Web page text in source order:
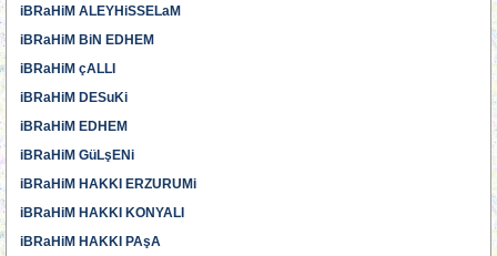
iBRaHiM ALEYHiSSELaM
iBRaHiM BiN EDHEM
iBRaHiM çALLI
iBRaHiM DESuKi
iBRaHiM EDHEM
iBRaHiM GüLşENi
iBRaHiM HAKKI ERZURUMi
iBRaHiM HAKKI KONYALI
iBRaHiM HAKKI PAşA